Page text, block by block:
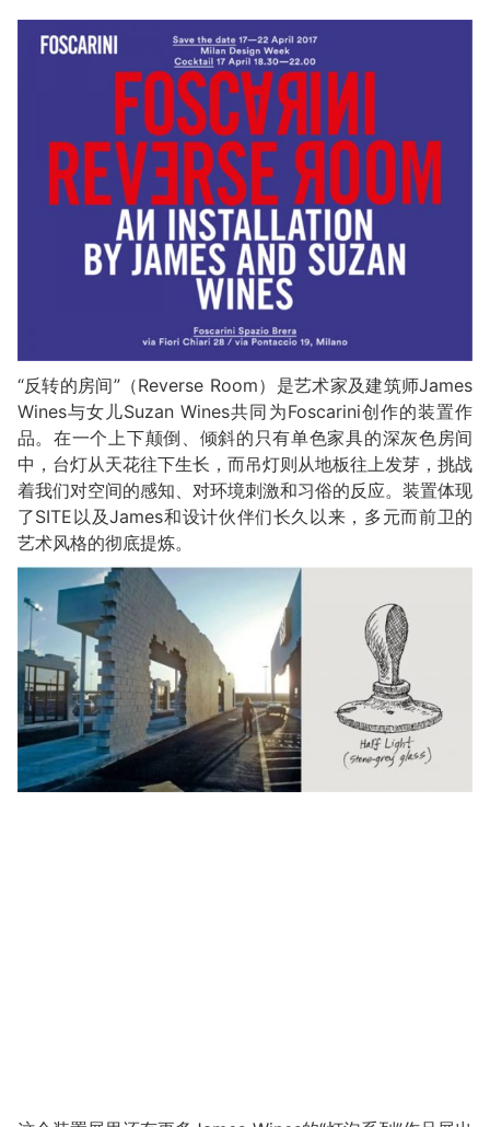
“反转的房间”（Reverse Room）是艺术家及建筑师James
Wines与女儿Suzan Wines共同为Foscarini创作的装置作
品。在一个上下颠倒、倾斜的只有单色家具的深灰色房间
中，台灯从天花往下生长，而吊灯则从地板往上发芽，挑战
着我们对空间的感知、对环境刺激和习俗的反应。装置体现
了SITE以及James和设计伙伴们长久以来，多元而前卫的
艺术风格的彻底提炼。